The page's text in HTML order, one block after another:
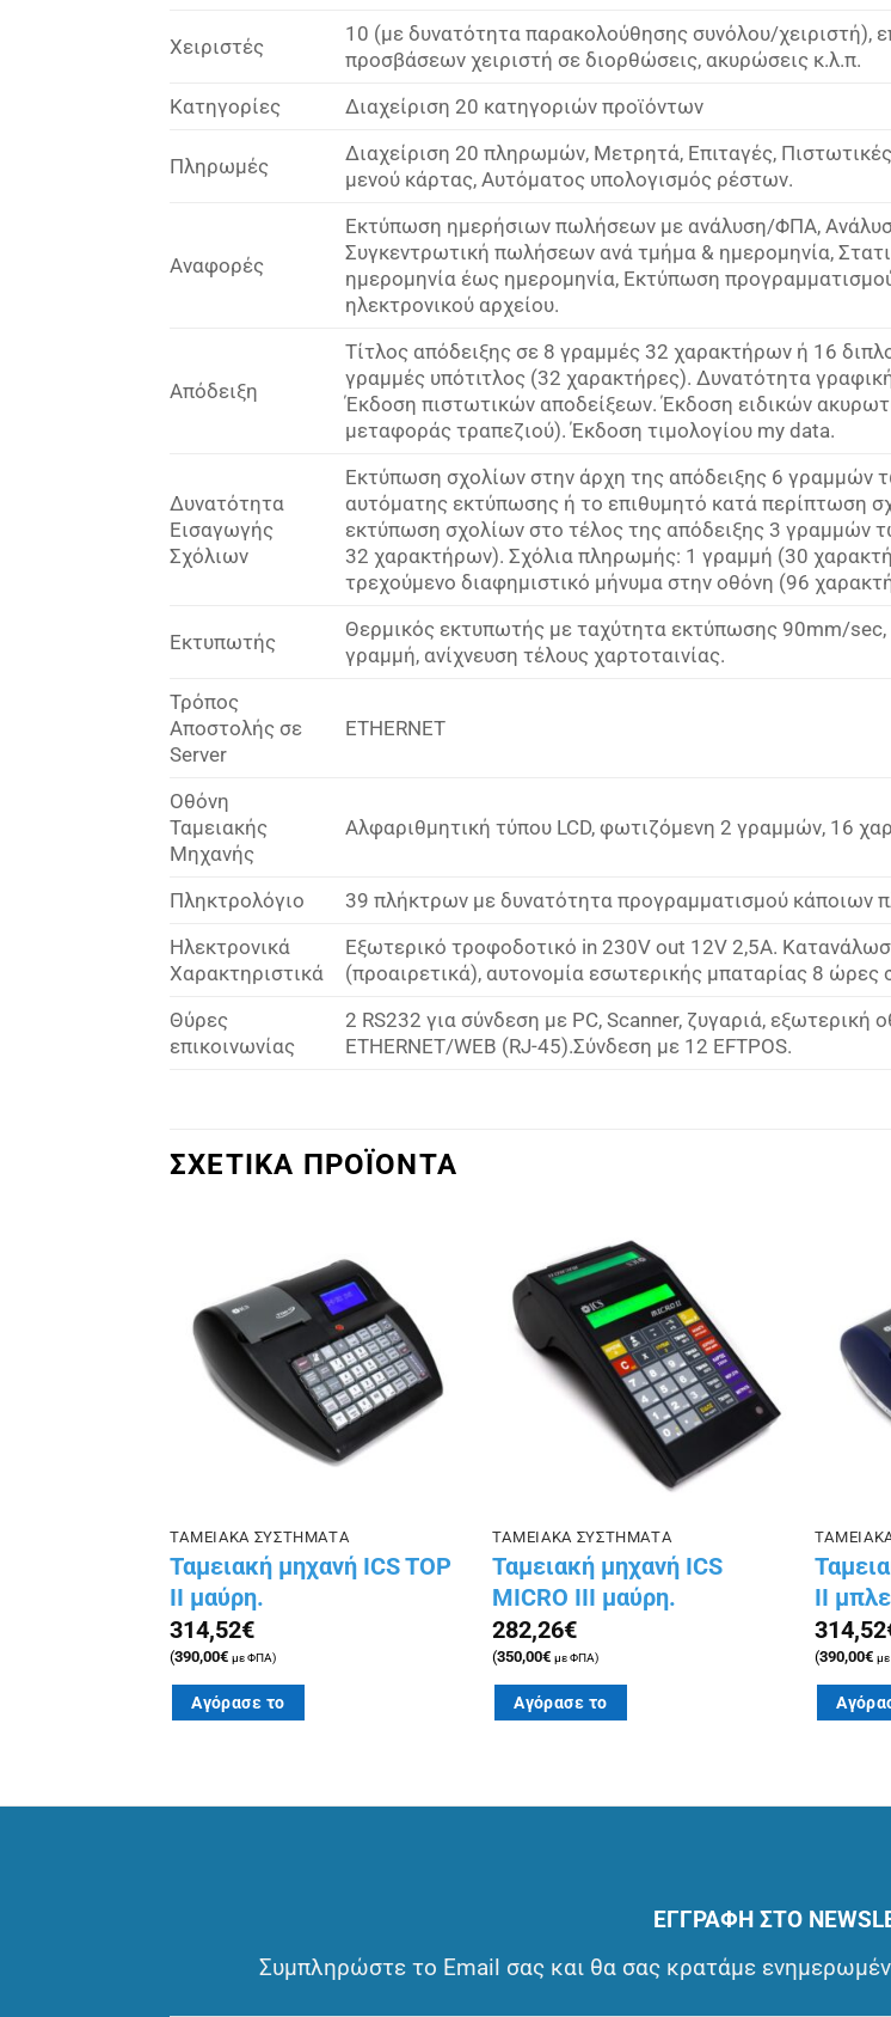
Χειριστές
10 (με δυνατότητα παρακολούθησης συνόλου/χειριστή),
προσβάσεων χειριστή σε διορθώσεις, ακυρώσεις κ.λ.π.
Κατηγορίες
Διαχείριση 20 κατηγοριών προϊόντων
Πληρωμές
Διαχείριση 20 πληρωμών, Μετρητά, Επιταγές,
μενού κάρτας, Αυτόματος υπολογισμός ρέστων.
Αναφορές
Εκτύπωση ημερήσιων πωλήσεων με ανάλυση/ΦΠΑ,
Συγκεντρωτική πωλήσεων ανά τμήμα & ημερομηνία,
ημερομηνία έως ημερομηνία, Εκτύπωση
ηλεκτρονικού αρχείου.
Απόδειξη
Τίτλος απόδειξης σε 8 γραμμές 32 χαρακτήρων ή 16
γραμμές υπότιτλος (32 χαρακτήρες). Δυνατότητα
Έκδοση πιστωτικών αποδείξεων. Έκδοση ειδικών
μεταφοράς τραπεζιού). Έκδοση τιμολογίου my data.
Δυνατότητα
Εισαγωγής
Σχόλιων
Εκτύπωση σχολίων στην άρχη της απόδειξης 6 γραμμών
αυτόματης εκτύπωσης ή το επιθυμητό κατά περίπτωση
εκτύπωση σχολίων στο τέλος της απόδειξης 3 γραμμών
32 χαρακτήρων). Σχόλια πληρωμής: 1 γραμμή (30
τρεχούμενο διαφημιστικό μήνυμα στην οθόνη (96
Εκτυπωτής
Θερμικός εκτυπωτής με ταχύτητα εκτύπωσης 90mm/
γραμμή, ανίχνευση τέλους χαρτοταινίας.
Τρόπος
Αποστολής σε
Server
ETHERNET
Οθόνη
Ταμειακής
Μηχανής
Αλφαριθμητική τύπου LCD, φωτιζόμενη 2 γραμμών, 16
Πληκτρολόγιο
39 πλήκτρων με δυνατότητα προγραμματισμού κάποιων
Ηλεκτρονικά
Χαρακτηριστικά
Εξωτερικό τροφοδοτικό in 230V out 12V 2,5A.
(προαιρετικά), αυτονομία εσωτερικής μπαταρίας 8 ώρες
Θύρες
επικοινωνίας
2 RS232 για σύνδεση με PC, Scanner, ζυγαριά, εξωτερική
ETHERNET/WEB (RJ-45).Σύνδεση με 12 EFTPOS.
ΣΧΕΤΙΚΑ ΠΡΟΪΟΝΤΑ
Πρόσθήκη
στην λίστα
επιθυμιών
ΤΑΜΕΙΑΚΑ ΣΥΣΤΗΜΑΤΑ
Ταμειακή μηχανή ICS TOP
II μαύρη.
314,52€
(390,00€ με ΦΠΑ)
Αγόρασε το
Πρόσθήκη
στην λίστα
επιθυμιών
ΤΑΜΕΙΑΚΑ ΣΥΣΤΗΜΑΤΑ
Ταμειακή μηχανή ICS
MICRO III μαύρη.
282,26€
(350,00€ με ΦΠΑ)
Αγόρασε το
II
314,52
(390,00€
ΕΓΓΡΑΦΗ ΣΤΟ
Συμπληρώστε το Email σας και θα σας κρατάμε